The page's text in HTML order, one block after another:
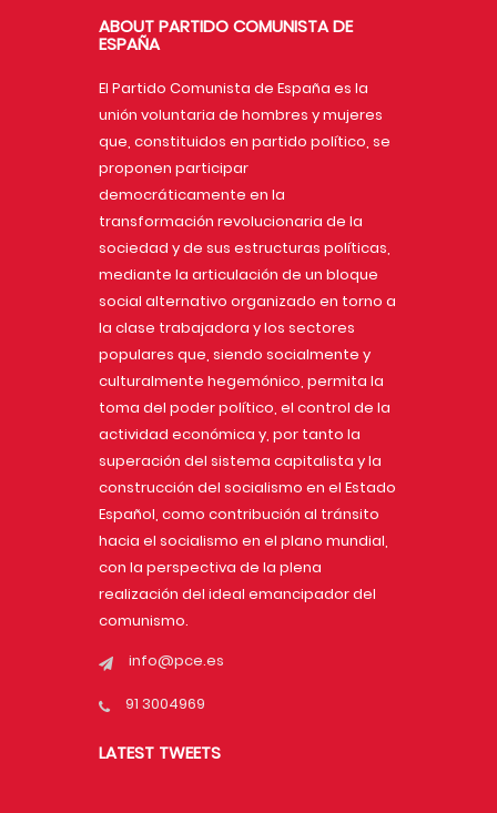
ABOUT PARTIDO COMUNISTA DE
ESPAÑA
El Partido Comunista de España es la
unión voluntaria de hombres y mujeres
que, constituidos en partido político, se
proponen participar
democráticamente en la
transformación revolucionaria de la
sociedad y de sus estructuras políticas,
mediante la articulación de un bloque
social alternativo organizado en torno a
la clase trabajadora y los sectores
populares que, siendo socialmente y
culturalmente hegemónico, permita la
toma del poder político, el control de la
actividad económica y, por tanto la
superación del sistema capitalista y la
construcción del socialismo en el Estado
Español, como contribución al tránsito
hacia el socialismo en el plano mundial,
con la perspectiva de la plena
realización del ideal emancipador del
comunismo.
info@pce.es
91 3004969
LATEST TWEETS